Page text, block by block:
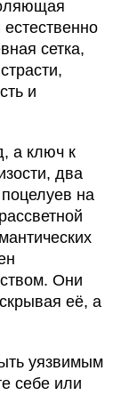
сетка,
и
а ключ к
два
на
Они
её, а
уязвимым
себе или